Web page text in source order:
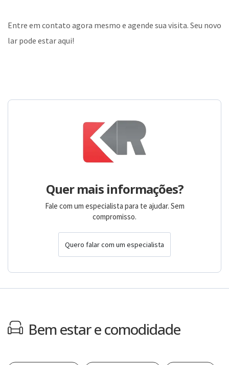
Entre em contato agora mesmo e agende sua visita. Seu novo
lar pode estar aqui!
Quer mais informações?
Fale com um especialista para te ajudar. Sem
compromisso.
Quero falar com um especialista
Bem estar e comodidade